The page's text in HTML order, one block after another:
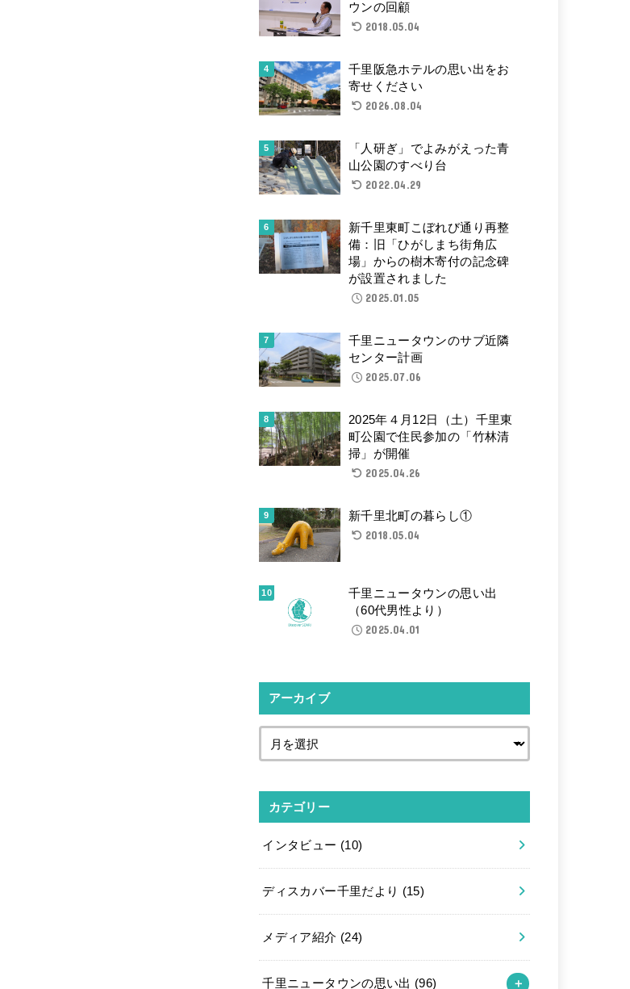
ウンの回顧
2018.05.04
千里阪急ホテルの思い出をお
寄せください
2026.08.04
「人研ぎ」でよみがえった青
山公園のすべり台
2022.04.29
新千里東町こぼれび通り再整
備：旧「ひがしまち街角広
場」からの樹木寄付の記念碑
が設置されました
2025.01.05
千里ニュータウンのサブ近隣
センター計画
2025.07.06
2025年４月12日（土）千里東
町公園で住民参加の「竹林清
掃」が開催
2025.04.26
新千里北町の暮らし①
2018.05.04
千里ニュータウンの思い出
（60代男性より）
2025.04.01
アーカイブ
カテゴリー
インタビュー (10)
ディスカバー千里だより (15)
メディア紹介 (24)
千里ニュータウンの思い出 (96)